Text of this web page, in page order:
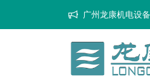
广州龙康机电设